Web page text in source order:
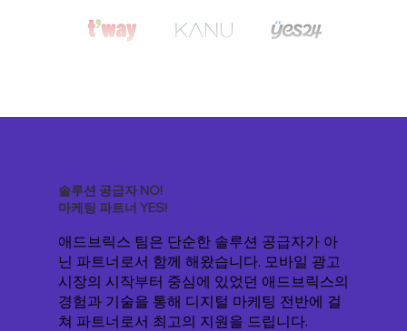
솔루션 공급자 NO!
마케팅 파트너 YES!
애드브릭스 팀은 단순한 솔루션 공급자가 아
닌 파트너로서 함께 해왔습니다. 모바일 광고
시장의 시작부터 중심에 있었던 애드브릭스의
경험과 기술을 통해 디지털 마케팅 전반에 걸
쳐 파트너로서 최고의 지원을 드립니다.